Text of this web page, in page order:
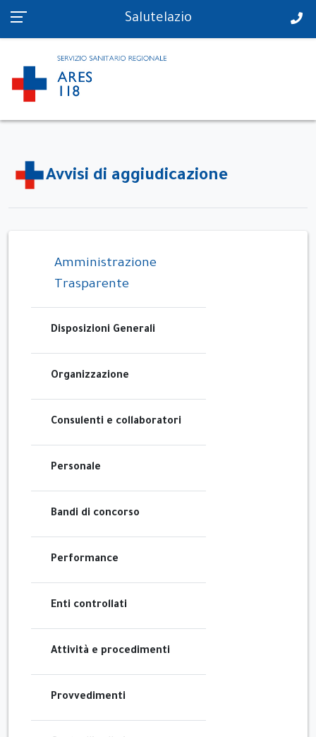
PS in tempo reale Salutelazio
Avvisi di aggiudicazione
Amministrazione
Trasparente
Disposizioni Generali
Organizzazione
Consulenti e collaboratori
Personale
Bandi di concorso
Performance
Enti controllati
Attività e procedimenti
Provvedimenti